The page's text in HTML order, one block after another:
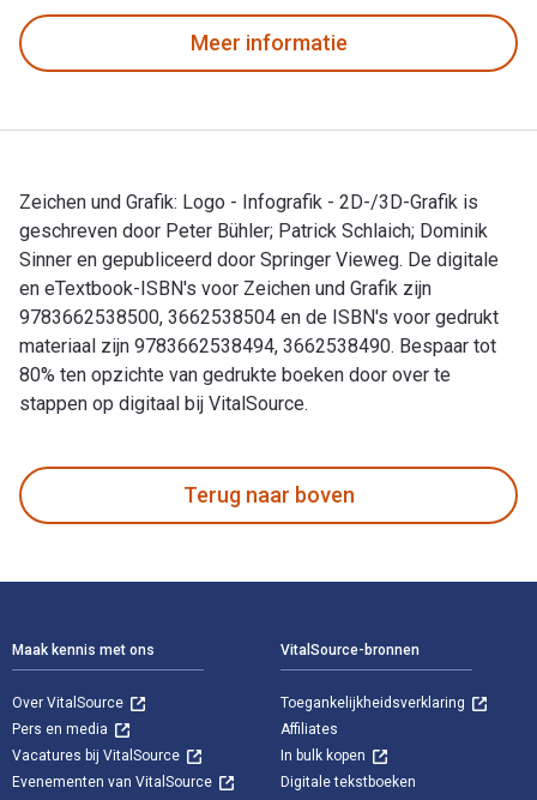
Meer informatie
Zeichen und Grafik: Logo - Infografik - 2D-/3D-Grafik is
geschreven door Peter Bühler; Patrick Schlaich; Dominik
Sinner en gepubliceerd door Springer Vieweg. De digitale
en eTextbook-ISBN's voor Zeichen und Grafik zijn
9783662538500, 3662538504 en de ISBN's voor gedrukt
materiaal zijn 9783662538494, 3662538490. Bespaar tot
80% ten opzichte van gedrukte boeken door over te
stappen op digitaal bij VitalSource.
Terug naar boven
Maak kennis met ons
Over VitalSource
Pers en media
Vacatures bij VitalSource
Evenementen van VitalSource
VitalSource-bronnen
Toegankelijkheidsverklaring
Affiliates
In bulk kopen
Digitale tekstboeken